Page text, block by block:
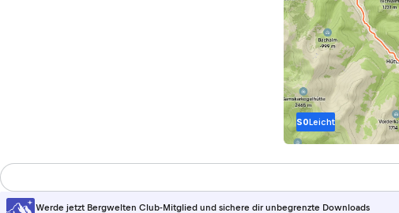
S0Leicht
Werde jetzt Bergwelten Club-Mitglied und sichere dir unbegrenzte Downloads